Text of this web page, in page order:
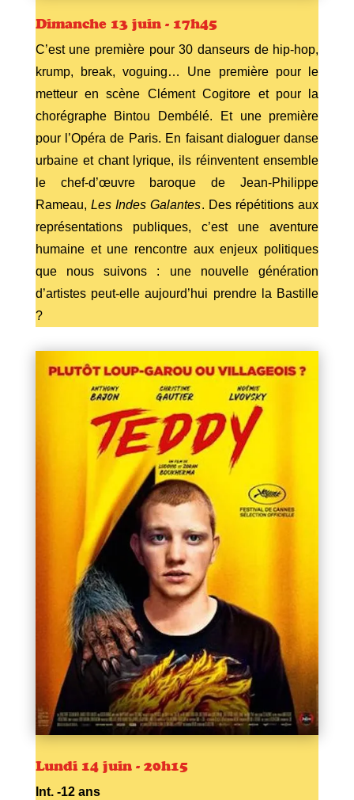
Dimanche 13 juin - 17h45
C’est une première pour 30 danseurs de hip-hop,
krump, break, voguing… Une première pour le
metteur en scène Clément Cogitore et pour la
chorégraphe Bintou Dembélé. Et une première
pour l’Opéra de Paris. En faisant dialoguer danse
urbaine et chant lyrique, ils réinventent ensemble
le chef-d’œuvre baroque de Jean-Philippe
Rameau,Les Indes Galantes. Des répétitions aux
représentations publiques, c’est une aventure
humaine et une rencontre aux enjeux politiques
que nous suivons : une nouvelle génération
d’artistes peut-elle aujourd’hui prendre la Bastille
?
Lundi 14 juin - 20h15
Int. -12 ans